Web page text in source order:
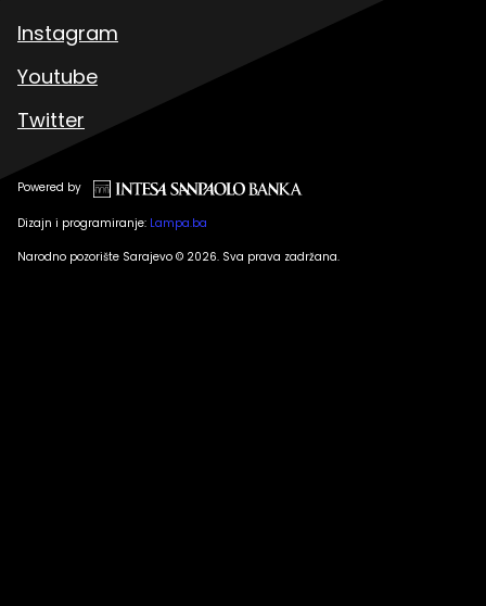
Instagram
Youtube
Twitter
Powered by
Dizajn i programiranje: Lampa.ba
Narodno pozorište Sarajevo © 2026. Sva prava zadržana.